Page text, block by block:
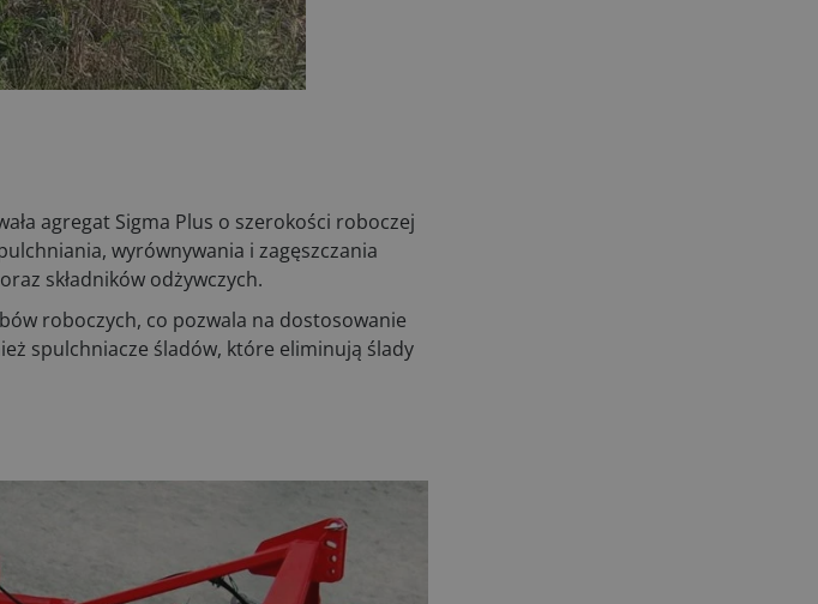
agregat Sigma Plus o szerokości roboczej
wyrównywania i zagęszczania
składników odżywczych.
roboczych, co pozwala na dostosowanie
spulchniacze śladów, które eliminują ślady